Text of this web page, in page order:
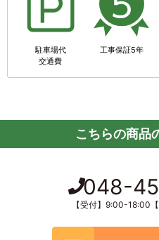
駐車場代
交通費
工事保証5年
こちらの商品
048-
【受付】9:00-18:00